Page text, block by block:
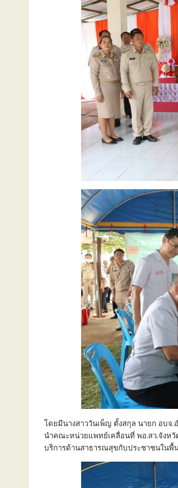
โดยมีนางสาววันเพ็ญ ตั้งสกุล นายก อบ
นำคณะหน่วยแพทย์เคลื่อนที่ พอ.สว.จังหวั
บริการด้านสาธารณสุขกับประชาชนในพื้